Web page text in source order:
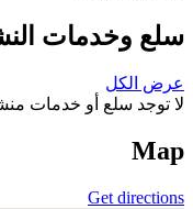
سلع وخدمات
عرض الكل
لا توجد سلع أو خدمات
Map
Get directions